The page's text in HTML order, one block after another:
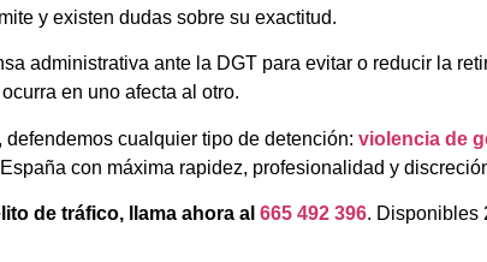
y existen dudas sobre su exactitud.
administrativa ante la DGT para evitar o reducir la
en uno afecta al otro.
, defendemos cualquier tipo de detención: violencia de
con máxima rapidez, profesionalidad y
de tráfico, llama ahora al 665 492 396. Disponibles